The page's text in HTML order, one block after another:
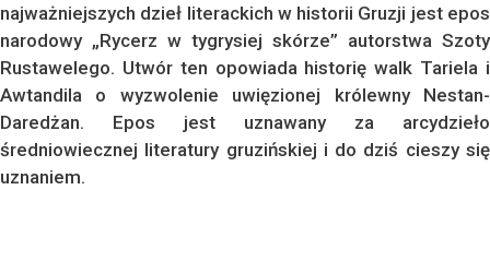
najważniejszych dzieł literackich w historii Gruzji jest epos
narodowy „Rycerz w tygrysiej skórze” autorstwa Szoty
Rustawelego. Utwór ten opowiada historię walk Tariela i
Awtandila o wyzwolenie uwięzionej królewny Nestan-
Daredżan. Epos jest uznawany za arcydzieło
średniowiecznej literatury gruzińskiej i do dziś cieszy się
uznaniem.